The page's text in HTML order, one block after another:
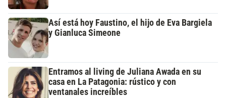
Así está hoy Faustino, el hijo de Eva Bargiela
y Gianluca Simeone
Entramos al living de Juliana Awada en su
casa en La Patagonia: rústico y con
ventanales increíbles